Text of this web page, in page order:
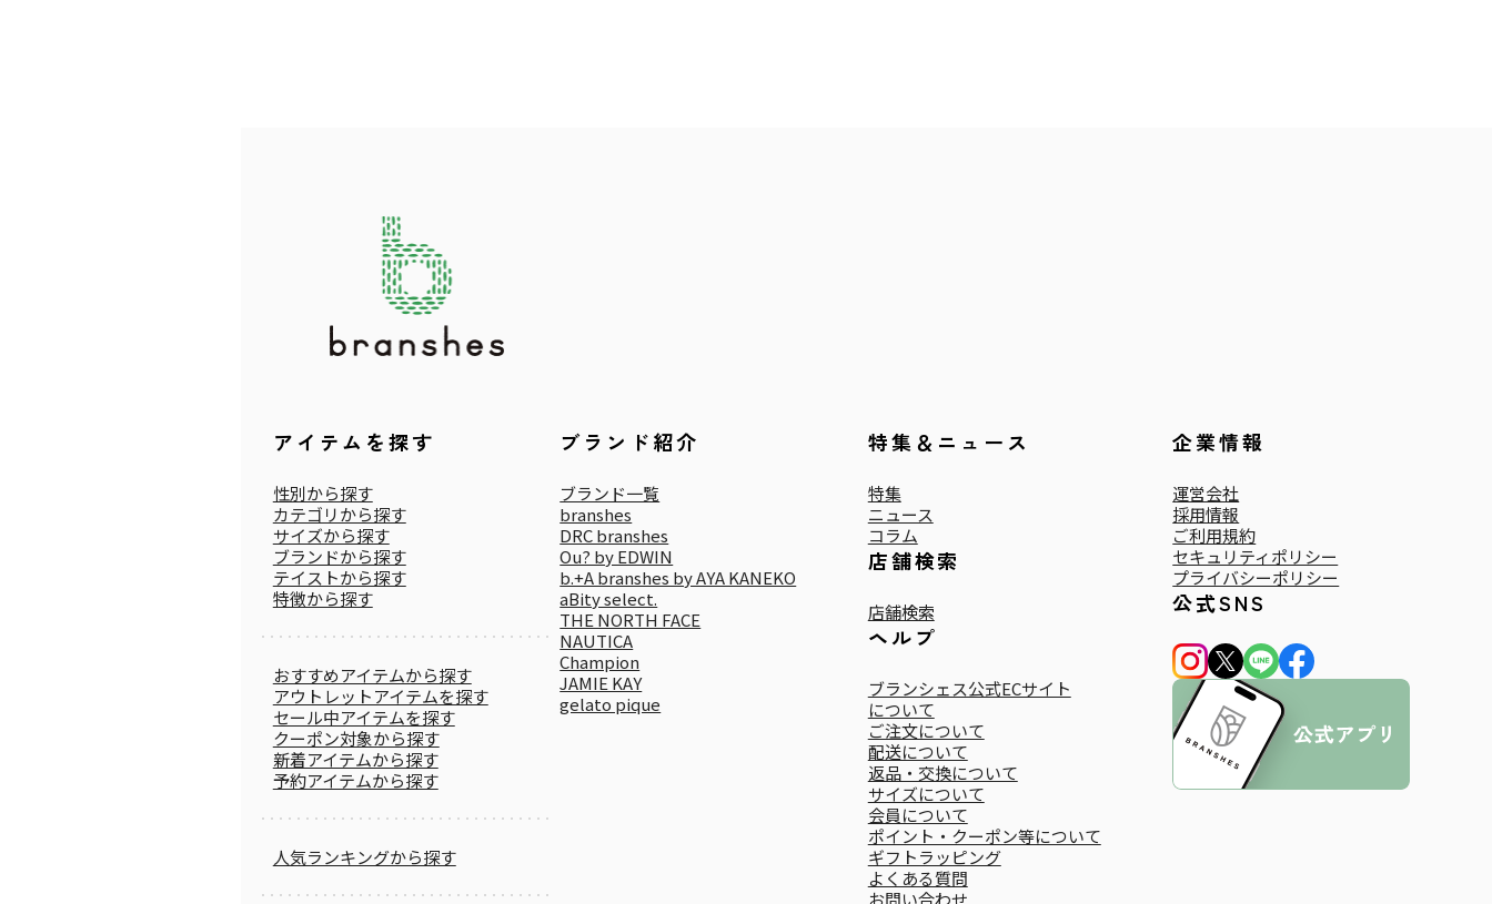
アイテムを探す
性別から探す
カテゴリから探す
サイズから探す
ブランドから探す
テイストから探す
特徴から探す
おすすめアイテムから探す
アウトレットアイテムを探す
セール中アイテムを探す
クーポン対象から探す
新着アイテムから探す
予約アイテムから探す
人気ランキングから探す
ブランド紹介
ブランド一覧
branshes
DRC branshes
Ou? by EDWIN
b.+A branshes by AYA KANEKO
aBity select.
THE NORTH FACE
NAUTICA
Champion
JAMIE KAY
gelato pique
特集＆ニュース
特集
ニュース
コラム
店舗検索
店舗検索
ヘルプ
ブランシェス公式ECサイト
について
ご注文について
配送について
返品・交換について
サイズについて
会員について
ポイント・クーポン等について
ギフトラッピング
よくある質問
お問い合わせ
企業情報
運営会社
採用情報
ご利用規約
セキュリティポリシー
プライバシーポリシー
公式SNS